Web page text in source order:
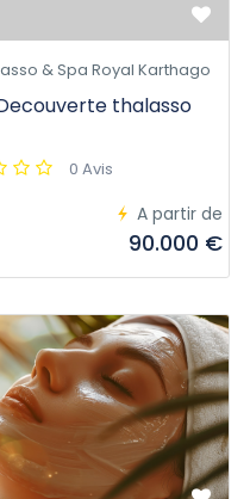
& Spa Royal Karthago
thalasso
0 Avis
A partir de
90.000 €